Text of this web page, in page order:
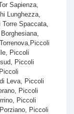
Sapienza,
Lunghezza,
Spaccata,
Piccoli
Piccoli
Leva, Piccoli
Piccoli
Piccoli
Piccoli